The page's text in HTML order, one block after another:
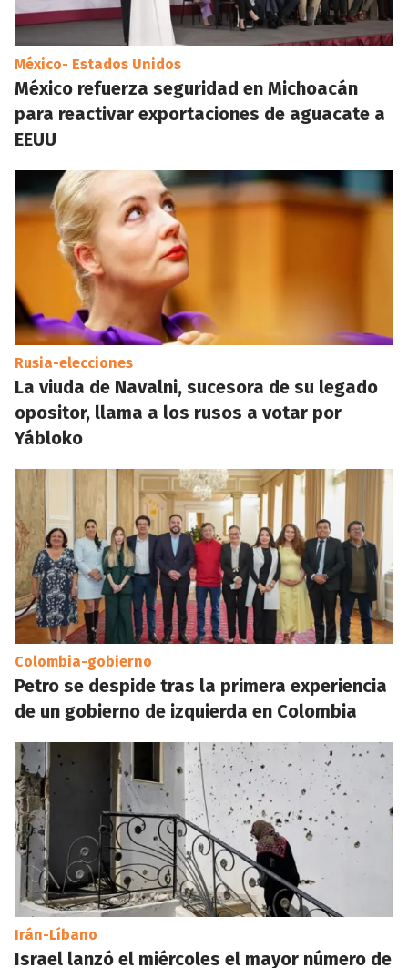
México- Estados Unidos
México refuerza seguridad en Michoacán
para reactivar exportaciones de aguacate a
EEUU
Rusia-elecciones
La viuda de Navalni, sucesora de su legado
opositor, llama a los rusos a votar por
Yábloko
Colombia-gobierno
Petro se despide tras la primera experiencia
de un gobierno de izquierda en Colombia
Irán-Líbano
Israel lanzó el miércoles el mayor número de